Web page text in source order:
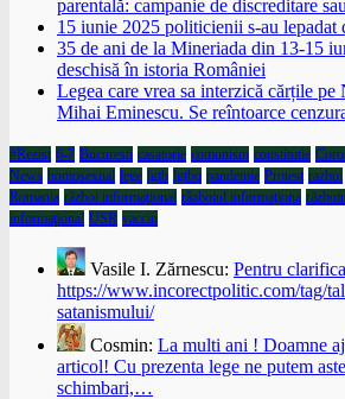
parentală: campanie de discreditare
15 iunie 2025 politicienii s-au lepadat
35 de ani de la Mineriada din 13-15
deschisă în istoria României
Legea care vrea sa interzică cărțile
Mihai Eminescu. Se reîntoarce
#Rezist 6-7 Bucuresti casatorie comunism constitutie
News homosexual lege lgtb lgtbq pandemie Protest razboi
Romania război informaţional războiul informaţiona
informaţional USR vaccin
Vasile I. Zărnescu: Pentru
https://www.incorectpolitic.com/tag/
satanismului/
Cosmin: La multi ani ! Doamne
articol! Cu prezenta lege ne putem
schimbari,…